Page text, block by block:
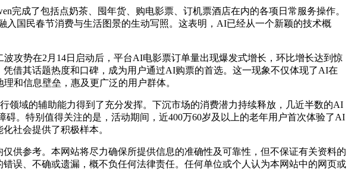
完成了包括点奶茶、囤年货、购电影票、订机票酒店在内的各项日常服务操作。
国民春节消费与生活图景的生动写照。这表明，AI已经从一个新颖的技术概
攻势在2月14日启动后，平台AI电影票订单量出现爆发式增长，环比增长达到惊
借其话题热度和口碑，成为用户通过AI购票的首选。这一现象不仅体现了AI在
和信息壁垒，惠及更广泛的用户群体。
域的辅助能力得到了充分发挥。下沉市场的消费潜力持续释放，几近半数的AI
。特别值得关注的是，活动期间，近400万60岁及以上的老年用户首次体验了AI
社会提供了积极样本。
供参考。本网站将尽力确保所提供信息的准确性及可靠性，但不保证有关资料的
误、不确或遗漏，概不负任何法律责任。任何单位或个人认为本网站中的网页或